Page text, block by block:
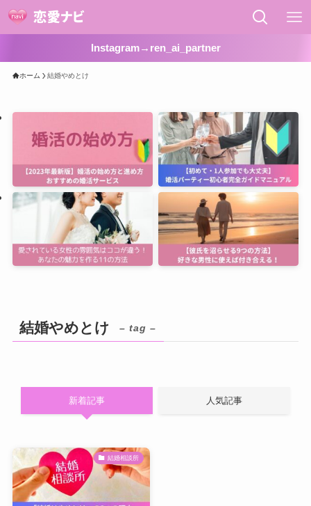
Instagram→ren_ai_partner
ホーム 結婚やめとけ
結婚やめとけ – tag –
新着記事 人気記事
結婚相談所